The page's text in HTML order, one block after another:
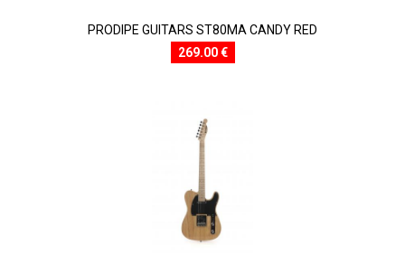
PRODIPE GUITARS ST80MA CANDY RED
269.00 €